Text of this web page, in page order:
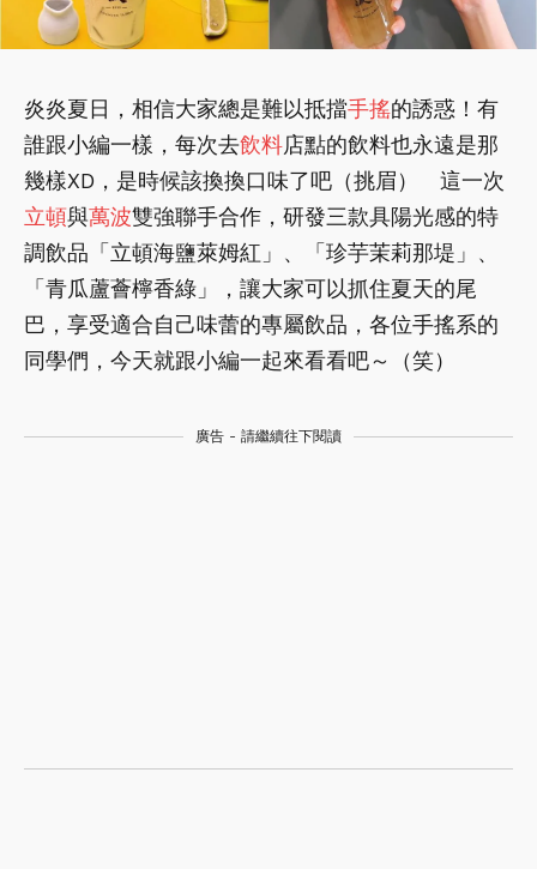
炎炎夏日，相信大家總是難以抵擋手搖的誘惑！有
誰跟小編一樣，每次去飲料店點的飲料也永遠是那
幾樣XD，是時候該換換口味了吧（挑眉） 這一次
立頓與萬波雙強聯手合作，研發三款具陽光感的特
調飲品「立頓海鹽萊姆紅」、「珍芋茉莉那堤」、
「青瓜蘆薈檸香綠」，讓大家可以抓住夏天的尾
巴，享受適合自己味蕾的專屬飲品，各位手搖系的
同學們，今天就跟小編一起來看看吧～（笑）
廣告 - 請繼續往下閱讀